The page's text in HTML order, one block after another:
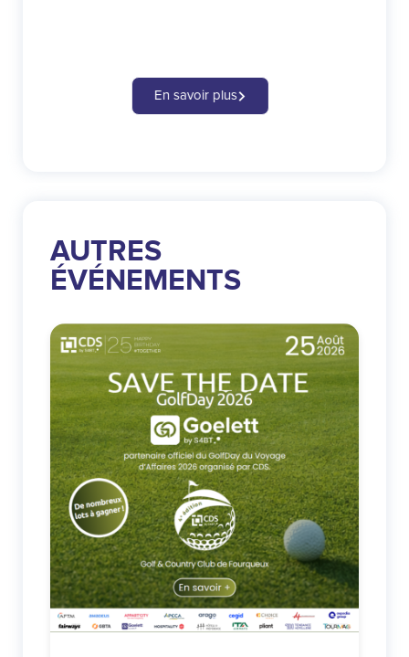
En savoir plus
AUTRES
ÉVÉNEMENTS